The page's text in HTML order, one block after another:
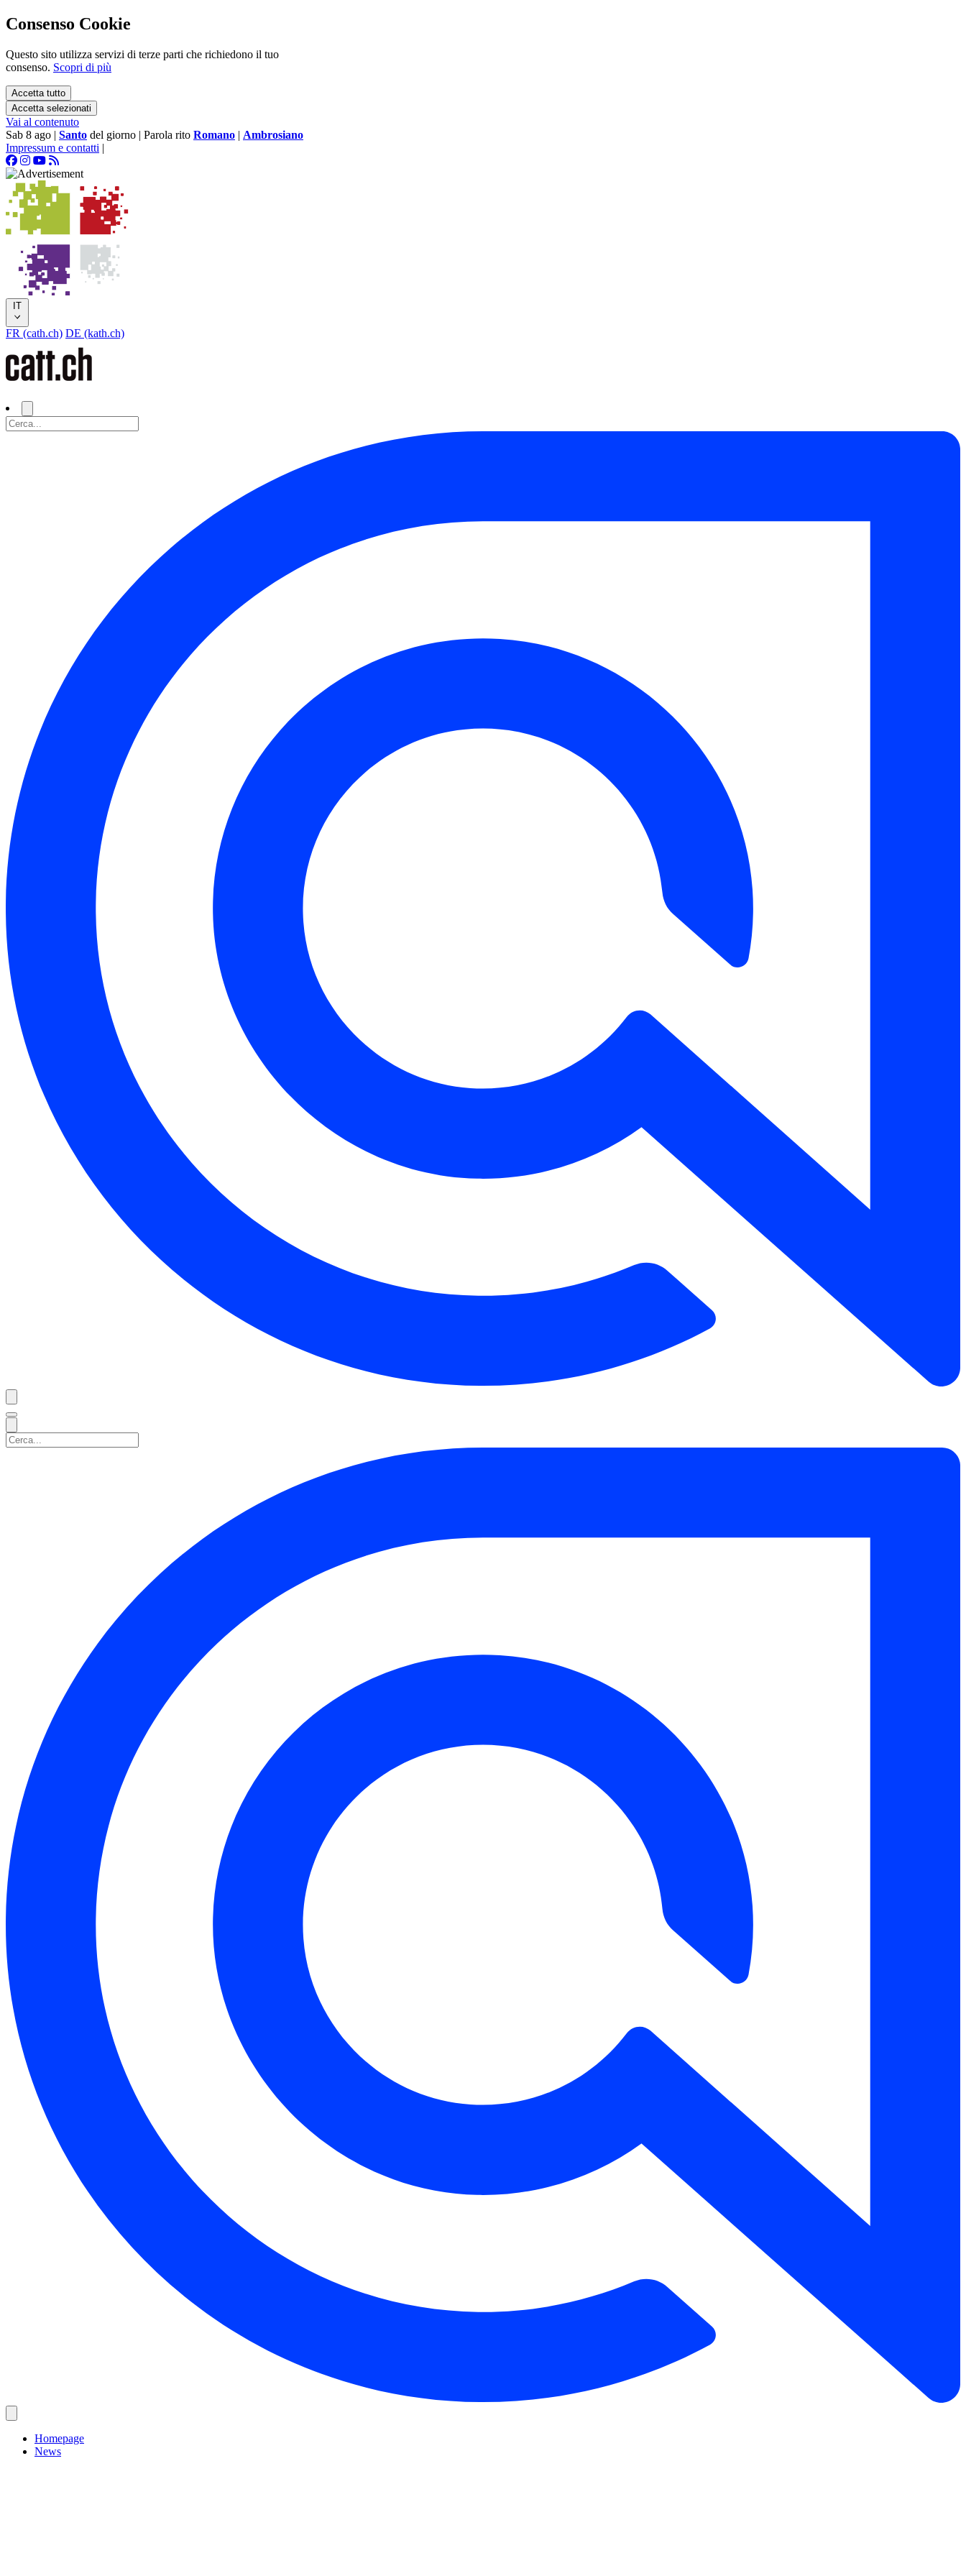
Consenso Cookie
Questo sito utilizza servizi di terze parti che richiedono il tuo
consenso. Scopri di più
Accetta tutto
Accetta selezionati
Vai al contenuto
Sab 8 ago | Santo del giorno | Parola rito Romano | Ambrosiano
Impressum e contatti |
IT
FR (cath.ch) DE (kath.ch)
Homepage
News